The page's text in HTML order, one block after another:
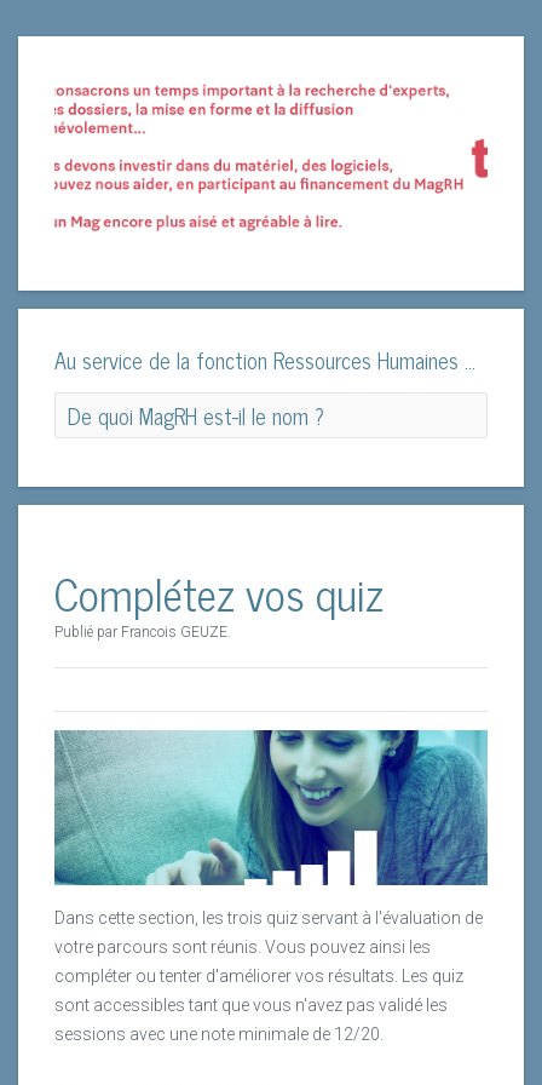
Au service de la fonction Ressources Humaines ...
De quoi MagRH est-il le nom ?
d’ami(e)s tous plus encourageants les uns que les
autres.
logique multimédia appuyée. Depuis 2018, nous
avons apporté des focus sur
l’Intelligence artificielle,
Les nouvelles stratégies syndicales,
Les femmes et l'entreprise.
Le Learning
La marque employeur
La RSE
Les SIRH
La formation aux Ressources Humaines
Complétez vos quiz
Publié par Francois GEUZE.
Dans cette section, les trois quiz servant à l'évaluation de
votre parcours sont réunis. Vous pouvez ainsi les
compléter ou tenter d'améliorer vos résultats. Les quiz
sont accessibles tant que vous n'avez pas validé les
sessions avec une note minimale de 12/20.